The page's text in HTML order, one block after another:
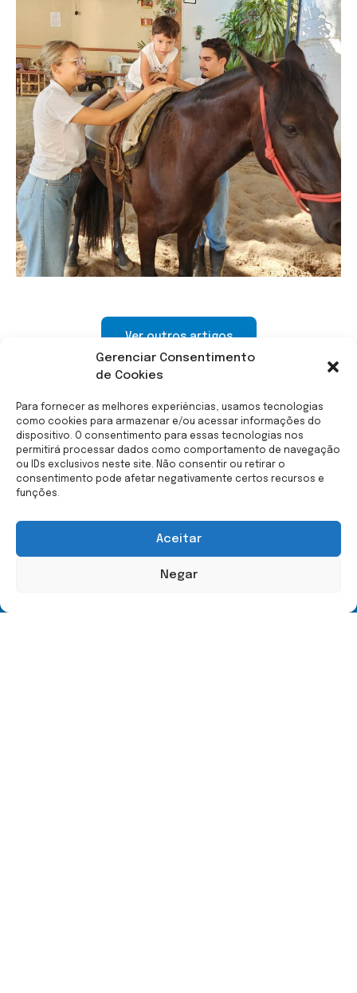
Gerenciar Consentimento
de Cookies
Para fornecer as melhores experiências, usamos tecnologias
como cookies para armazenar e/ou acessar informações do
dispositivo. O consentimento para essas tecnologias nos
permitirá processar dados como comportamento de navegação
ou IDs exclusivos neste site. Não consentir ou retirar o
consentimento pode afetar negativamente certos recursos e
funções.
Aceitar
Negar
Ver outros artigos